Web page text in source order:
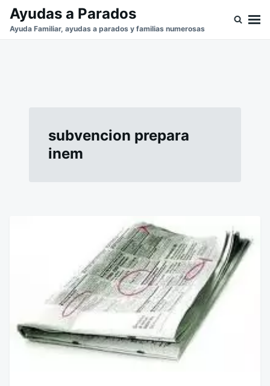
SaltarBuscar:
Ayudas a Parados
Ayuda Familiar, ayudas a parados y familias numerosas
subvencion prepara
inem